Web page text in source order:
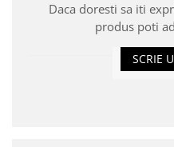
Daca doresti sa iti
produs poti
SCRIE